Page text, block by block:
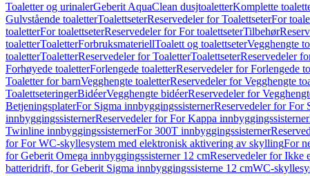
Toaletter og urinalerGeberit AquaClean dusjtoaletterKomplette
Gulvstående toaletterToalettseterReservedeler for ToalettseterFor
toaletterFor toalettseterReservedeler for For toalettseterTilbehør
toaletterToaletterForbruksmateriellToalett og toalettseterVegghengte
toaletterToaletterReservedeler for ToaletterToalettseterReservedeler
Forhøyede toaletterForlengede toaletterReservedeler for Forlengede
Toaletter for barnVegghengte toaletterReservedeler for Vegghengte
ToalettseteringerBidéerVegghengte bidéerReservedeler for
BetjeningsplaterFor Sigma innbyggingssisternerReservedeler for For
innbyggingssisternerReservedeler for For Kappa innbyggingssisterner
Twinline innbyggingssisternerFor 300T innbyggingssisterner
for For WC-skyllesystem med elektronisk aktivering av skyllingFor
for Geberit Omega innbyggingssisterner 12 cmReservedeler for Ikke
batteridrift, for Geberit Sigma innbyggingssisterne 12 cmWC-